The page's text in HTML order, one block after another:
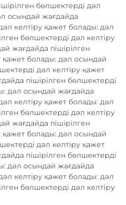
бөлшектерді дәл
осындай жағдайда
келтіру қажет болады: дәл
бөлшектерді дәл келтіру
жағдайда пішірілген
қажет болады: дәл осындай
дәл келтіру қажет
пішірілген бөлшектерді
дәл осындай жағдайда
келтіру қажет болады: дәл
бөлшектерді дәл келтіру
жағдайда пішірілген
қажет болады: дәл осындай
дәл келтіру қажет
пішірілген бөлшектерді
дәл осындай жағдайда
келтіру қажет болады: дәл
бөлшектерді дәл келтіру